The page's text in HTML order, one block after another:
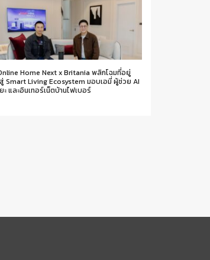
Home Next x Britania พลิกโฉมที่อยู่
Smart Living Ecosystem มอบเอมี่ ผู้ช่วย AI
ะ และอินเทอร์เน็ตบ้านไฟเบอร์